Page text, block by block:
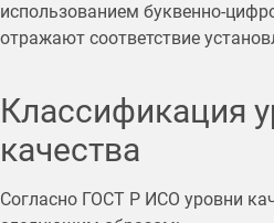
использованием буквенно-
отражают соответствие
Классификация
качества
Согласно ГОСТ Р ИСО уровни